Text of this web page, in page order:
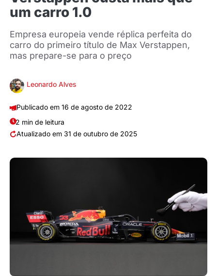
um carro 1.0
Empresa europeia vende réplica perfeita do
carro do primeiro título de Max Verstappen,
mas prepare-se para o preço
Leonardo Alves
16 de agosto de 2022
2 min de leitura
31 de outubro de 2025